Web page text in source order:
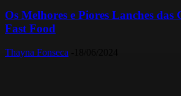
Os Melhores e Piores Lanches das
Fast Food
Thayna Fonseca